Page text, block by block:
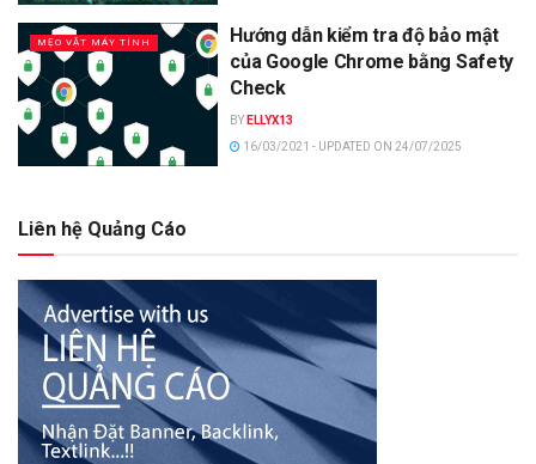
MẸO VẶT MÁY TÍNH
Hướng dẫn kiểm tra độ bảo mật
của Google Chrome bằng Safety
Check
BY ELLYX13
16/03/2021 - UPDATED ON 24/07/2025
Liên hệ Quảng Cáo